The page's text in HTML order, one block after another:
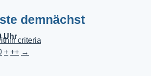
demnächst
Uhrcriteria
+ ++ →